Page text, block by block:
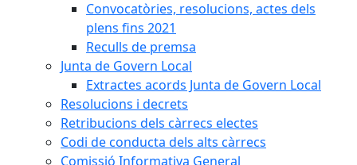
Convocatòries, resolucions, actes dels
plens fins 2021
Reculls de premsa
Junta de Govern Local
Extractes acords Junta de Govern Local
Resolucions i decrets
Retribucions dels càrrecs electes
Codi de conducta dels alts càrrecs
Comissió Informativa General